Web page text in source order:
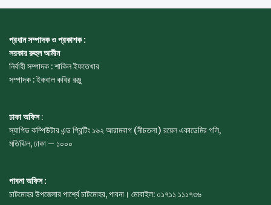
প্রধান সম্পাদক ও প্রকাশক :
সরকার রুহুল আমীন
নির্বাহী সম্পাদক : শাকিল ইফতেখার
সম্পাদক : ইকবাল কবির রঞ্জু
ঢাকা অফিস:
স্যাপিড কম্পিউটার এন্ড প্রিন্টিং ১৬২ আরামবাগ (নীচতলা) রয়েল একাডেমির গলি,
মতিঝিল, ঢাকা – ১০০০
পাবনা অফিস :
চাটমোহর উপজেলার পার্শ্বে চাটমোহর, পাবনা। মোবাইল: ০১৭১১ ১১১৭৩৬